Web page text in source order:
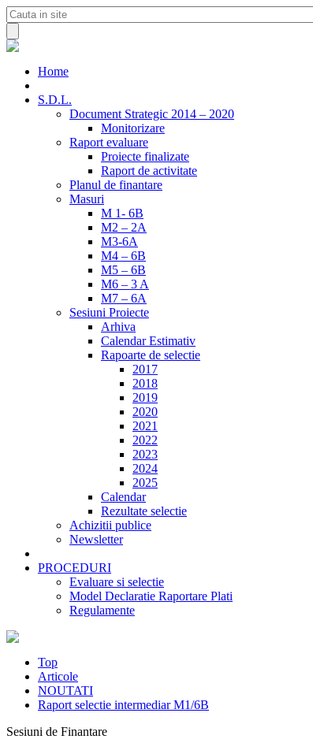
Home
S.D.L.
Document Strategic 2014 – 2020
Monitorizare
Raport evaluare
Proiecte finalizate
Raport de activitate
Planul de finantare
Masuri
M 1- 6B
M2 – 2A
M3-6A
M4 – 6B
M5 – 6B
M6 – 3 A
M7 – 6A
Sesiuni Proiecte
Arhiva
Calendar Estimativ
Rapoarte de selectie
2017
2018
2019
2020
2021
2022
2023
2024
2025
Calendar
Rezultate selectie
Achizitii publice
Newsletter
PROCEDURI
Evaluare si selectie
Model Declaratie Raportare Plati
Regulamente
Top
Articole
NOUTATI
Raport selectie intermediar M1/6B
Sesiuni de Finantare